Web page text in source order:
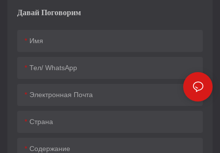
Давай Поговорим
Имя
Тел/ WhatsApp
Электронная Почта
Страна
Содержание